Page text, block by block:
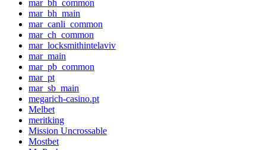
mar_bh_common
mar_bh_main
mar_canli_common
mar_ch_common
mar_locksmithintelaviv
mar_main
mar_pb_common
mar_pt
mar_sb_main
megarich-casino.pt
Melbet
meritking
Mission Uncrossable
Mostbet